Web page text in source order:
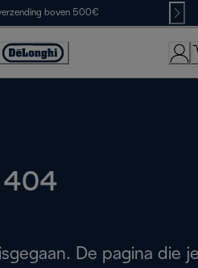
boven 500€
404
De pagina die